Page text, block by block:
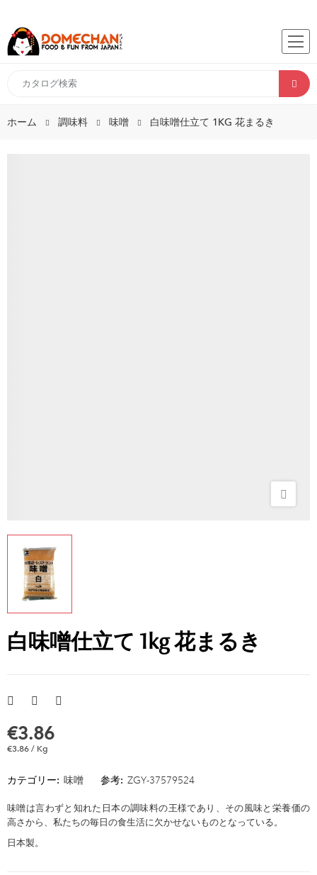
ホーム 調味料 味噌 白味噌仕立て 1KG 花まるき
白味噌仕立て 1kg 花まるき
€3.86
€3.86 / Kg
カテゴリー: 味噌 参考: ZGY-37579524
味噌は言わずと知れた日本の調味料の王様であり、その風味と栄養価の
高さから、私たちの毎日の食生活に欠かせないものとなっている。
日本製。